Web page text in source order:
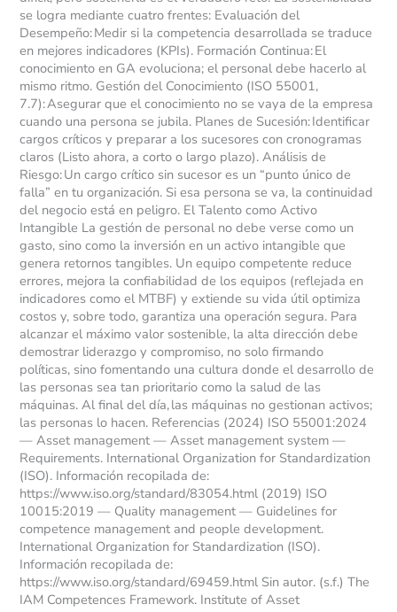
se logra mediante cuatro frentes: Evaluación del
Desempeño: Medir si la competencia desarrollada se traduce
en mejores indicadores (KPIs). Formación Continua: El
conocimiento en GA evoluciona; el personal debe hacerlo al
mismo ritmo. Gestión del Conocimiento (ISO 55001,
7.7): Asegurar que el conocimiento no se vaya de la empresa
cuando una persona se jubila. Planes de Sucesión: Identificar
cargos críticos y preparar a los sucesores con cronogramas
claros (Listo ahora, a corto o largo plazo). Análisis de
Riesgo: Un cargo crítico sin sucesor es un “punto único de
falla” en tu organización. Si esa persona se va, la continuidad
del negocio está en peligro. El Talento como Activo
Intangible La gestión de personal no debe verse como un
gasto, sino como la inversión en un activo intangible que
genera retornos tangibles. Un equipo competente reduce
errores, mejora la confiabilidad de los equipos (reflejada en
indicadores como el MTBF) y extiende su vida útil optimiza
costos y, sobre todo, garantiza una operación segura. Para
alcanzar el máximo valor sostenible, la alta dirección debe
demostrar liderazgo y compromiso, no solo firmando
políticas, sino fomentando una cultura donde el desarrollo de
las personas sea tan prioritario como la salud de las
máquinas. Al final del día, las máquinas no gestionan activos;
las personas lo hacen. Referencias (2024) ISO 55001:2024
— Asset management — Asset management system —
Requirements. International Organization for Standardization
(ISO). Información recopilada de:
https://www.iso.org/standard/83054.html (2019) ISO
10015:2019 — Quality management — Guidelines for
competence management and people development.
International Organization for Standardization (ISO).
Información recopilada de:
https://www.iso.org/standard/69459.html Sin autor. (s.f.) The
IAM Competences Framework. Institute of Asset